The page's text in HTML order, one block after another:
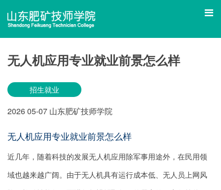
无人机应用专业就业前景怎么样
招生就业
202605-07 山东肥矿技师学院
无人机应用专业就业前景怎么样
近几年，随着科技的发展无人机应用除军事用途外，在民用领
域也越来越广阔。由于无人机具有运行成本低、无人员上网风